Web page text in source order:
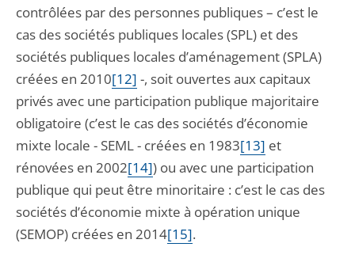
contrôlées par des personnes publiques – c’est le
cas des sociétés publiques locales (SPL) et des
sociétés publiques locales d’aménagement (SPLA)
créées en 2010[12] -, soit ouvertes aux capitaux
privés avec une participation publique majoritaire
obligatoire (c’est le cas des sociétés d’économie
mixte locale - SEML - créées en 1983[13] et
rénovées en 2002[14]) ou avec une participation
publique qui peut être minoritaire : c’est le cas des
sociétés d’économie mixte à opération unique
(SEMOP) créées en 2014[15].